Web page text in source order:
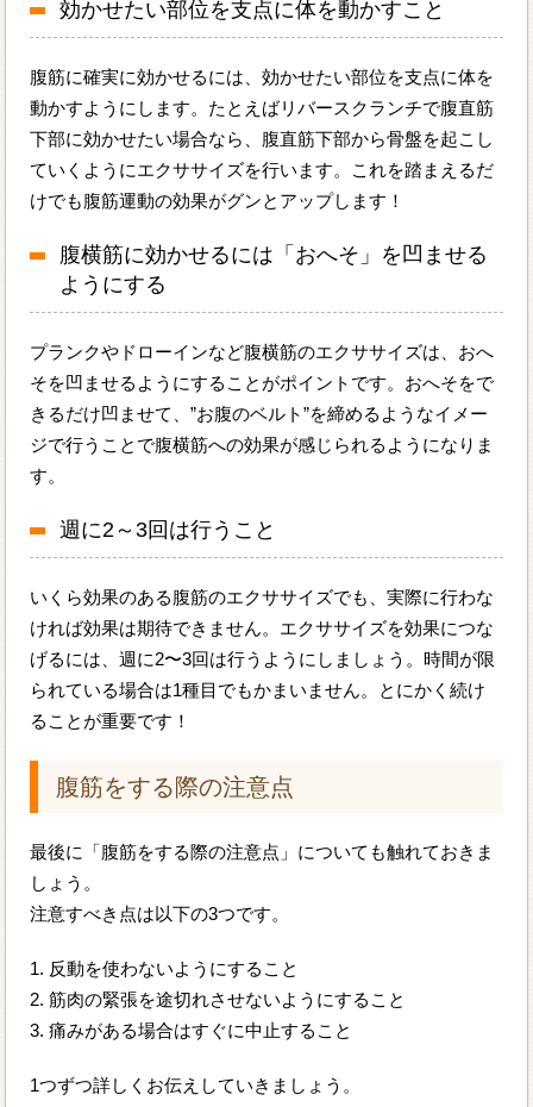
効かせたい部位を支点に体を動かすこと
腹筋に確実に効かせるには、効かせたい部位を支点に体を
動かすようにします。たとえばリバースクランチで腹直筋
下部に効かせたい場合なら、腹直筋下部から骨盤を起こし
ていくようにエクササイズを行います。これを踏まえるだ
けでも腹筋運動の効果がグンとアップします！
腹横筋に効かせるには「おへそ」を凹ませる
ようにする
プランクやドローインなど腹横筋のエクササイズは、おへ
そを凹ませるようにすることがポイントです。おへそをで
きるだけ凹ませて、”お腹のベルト”を締めるようなイメー
ジで行うことで腹横筋への効果が感じられるようになりま
す。
週に2～3回は行うこと
いくら効果のある腹筋のエクササイズでも、実際に行わな
ければ効果は期待できません。エクササイズを効果につな
げるには、週に2〜3回は行うようにしましょう。時間が限
られている場合は1種目でもかまいません。とにかく続け
ることが重要です！
腹筋をする際の注意点
最後に「腹筋をする際の注意点」についても触れておきま
しょう。
注意すべき点は以下の3つです。
1. 反動を使わないようにすること
2. 筋肉の緊張を途切れさせないようにすること
3. 痛みがある場合はすぐに中止すること
1つずつ詳しくお伝えしていきましょう。